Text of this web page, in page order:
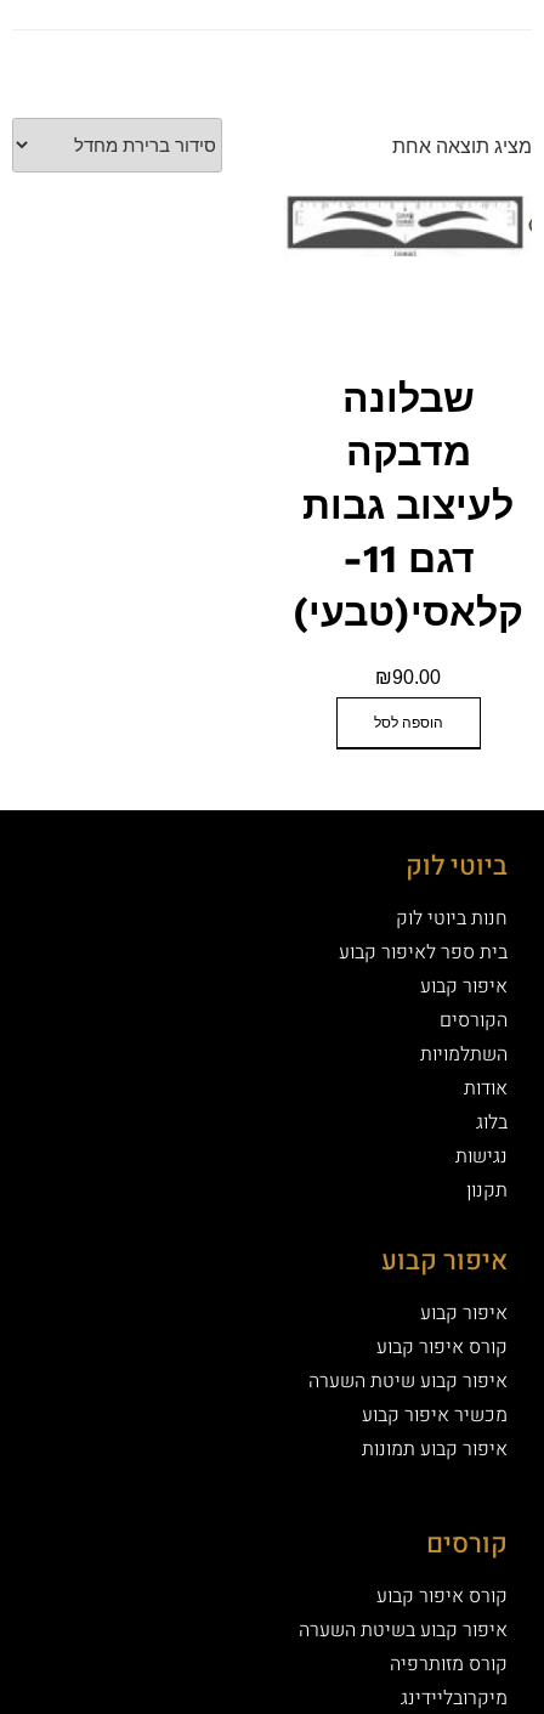
מציג תוצאה אחת
שבלונה
מדבקה
לעיצוב גבות
דגם 11-
קלאסי(טבעי)
₪90.00
הוספה לסל
ביוטי לוק
חנות ביוטי לוק
בית ספר לאיפור קבוע
איפור קבוע
הקורסים
השתלמויות
אודות
בלוג
נגישות
תקנון
איפור קבוע
איפור קבוע
קורס איפור קבוע
איפור קבוע שיטת השערה
מכשיר איפור קבוע
איפור קבוע תמונות
קורסים
קורס איפור קבוע
איפור קבוע בשיטת השערה
קורס מזותרפיה
מיקרובליידינג